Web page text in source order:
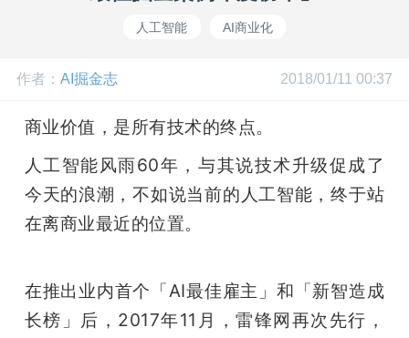
公
课
人工智能 AI商业化
作者： AI掘金志 2018/01/11 00:37
商业价值，是所有技术的终点。
人工智能风雨60年，与其说技术升级促成了
今天的浪潮，不如说当前的人工智能，终于站
在离商业最近的位置。
在推出业内首个「AI最佳雇主」和「新智造成
长榜」后，2017年11月，雷锋网再次先行，